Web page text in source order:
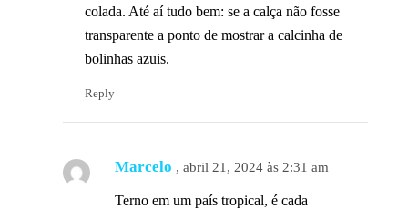
colada. Até aí tudo bem: se a calça não fosse
transparente a ponto de mostrar a calcinha de
bolinhas azuis.
Reply
Marcelo , abril 21, 2024 às 2:31 am
Terno em um país tropical, é cada